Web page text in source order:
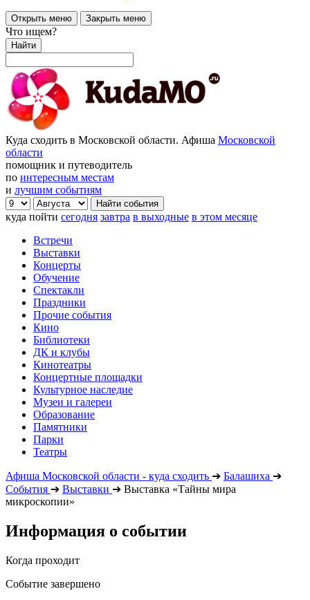
Открыть меню Закрыть меню
Что ищем?
Найти
Куда сходить в Московской области. Афиша Московской
области
помощник и путеводитель
по интересным местам
и лучшим событиям
куда пойти сегодня завтра в выходные в этом месяце
Встречи
Выставки
Концерты
Обучение
Спектакли
Праздники
Прочие события
Кино
Библиотеки
ДК и клубы
Кинотеатры
Концертные площадки
Культурное наследие
Музеи и галереи
Образование
Памятники
Парки
Театры
Афиша Московской области - куда сходить ➔ Балашиха ➔
События ➔ Выставки ➔ Выставка «Тайны мира
микроскопии»
Информация о событии
Когда проходит
Событие завершено